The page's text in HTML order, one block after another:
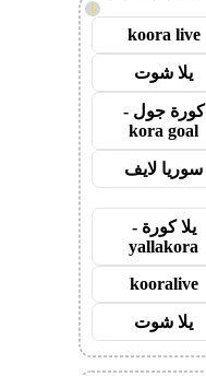
!
koora live
يلا شوت
كورة جول -
kora goal
سوريا لايف
يلا كورة -
yallakora
kooralive
يلا شوت